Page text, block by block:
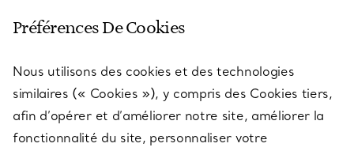
SERVICES
À PROPOS
Préférences De Cookies
Nous utilisons des cookies et des technologies
similaires (« Cookies »), y compris des Cookies tiers,
afin d’opérer et d’améliorer notre site, améliorer la
fonctionnalité du site, personnaliser votre